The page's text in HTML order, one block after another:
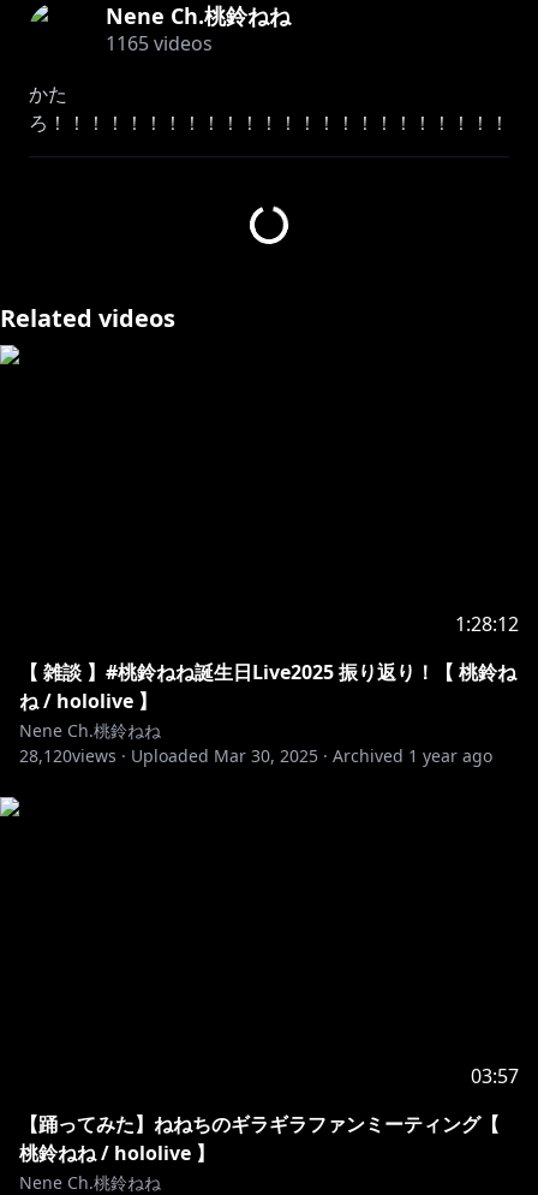
Nene Ch.桃鈴ねね
1165videos
かた
ろ！！！！！！！！！！！！！！！！！！！！！！！！
！！！！！！！！
https://www.youtube.com/channel/UCAWSyEs_Io8M
https://twitter.com/momosuzunene
https://twitter.com/_nenechidayo
(´・з・｀)ﾉ-=≡☆-=≡☆-=≡☆-=≡☆-=≡☆-=≡☆
Related videos
1:28:12
【 雑談 】#桃鈴ねね誕生日Live2025 振り返り！【 桃鈴ね
ね / hololive 】
Nene Ch.桃鈴ねね
28,120views · Uploaded Mar 30, 2025 · Archived 1 year ago
03:57
【踊ってみた】ねねちのギラギラファンミーティング【
桃鈴ねね / hololive 】
Nene Ch.桃鈴ねね